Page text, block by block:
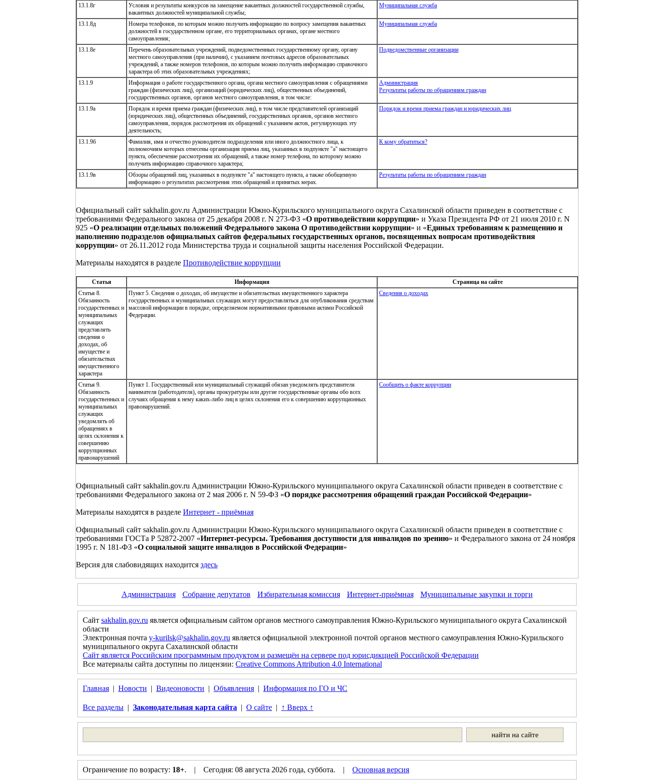
13.1.8г
Условия и результаты конкурсов на замещение вакантных должностей государственной службы,
вакантных должностей муниципальной службы;
Муниципальная служба
13.1.8д
Номера телефонов, по которым можно получить информацию по вопросу замещения вакантных
должностей в государственном органе, его территориальных органах, органе местного
самоуправления;
Муниципальная служба
13.1.8е
Перечень образовательных учреждений, подведомственных государственному органу, органу
местного самоуправления (при наличии), с указанием почтовых адресов образовательных
учреждений, а также номеров телефонов, по которым можно получить информацию справочного
характера об этих образовательных учреждениях;
Подведомственные организации
13.1.9
Информация о работе государственного органа, органа местного самоуправления с обращениями
граждан (физических лиц), организаций (юридических лиц), общественных объединений,
государственных органов, органов местного самоуправления, в том числе:
Администрация
Результаты работы по обращениям граждан
13.1.9а
Порядок и время приема граждан (физических лиц), в том числе представителей организаций
(юридических лиц), общественных объединений, государственных органов, органов местного
самоуправления, порядок рассмотрения их обращений с указанием актов, регулирующих эту
деятельность;
Порядок и время приема граждан и юридических лиц
13.1.9б
Фамилия, имя и отчество руководителя подразделения или иного должностного лица, к
полномочиям которых отнесены организация приема лиц, указанных в подпункте "а" настоящего
пункта, обеспечение рассмотрения их обращений, а также номер телефона, по которому можно
получить информацию справочного характера;
К кому обратиться?
13.1.9в
Обзоры обращений лиц, указанных в подпункте "а" настоящего пункта, а также обобщенную
информацию о результатах рассмотрения этих обращений и принятых мерах.
Результаты работы по обращениям граждан
Официальный сайт sakhalin.gov.ru Администрации Южно-Курильского муниципального округа Сахалинской области приведен в соответствие с
требованиями Федерального закона от 25 декабря 2008 г. N 273-ФЗ «О противодействии коррупции» и Указа Президента РФ от 21 июля 2010 г. N
925 «О реализации отдельных положений Федерального закона О противодействии коррупции» и «Единых требованиям к размещению и
наполнению подразделов официальных сайтов федеральных государственных органов, посвященных вопросам противодействия
коррупции» от 26.11.2012 года Министерства труда и социальной защиты населения Российской Федерации.
Материалы находятся в разделе Противодействие коррупции
Статья Информация
Страница на сайте
Статья 8.
Обязанность
государственных и
муниципальных
служащих
представлять
сведения о
доходах, об
имуществе и
обязательствах
имущественного
характера
Пункт 5. Сведения о доходах, об имуществе и обязательствах имущественного характера
государственных и муниципальных служащих могут предоставляться для опубликования средствам
массовой информации в порядке, определяемом нормативными правовыми актами Российской
Федерации.
Сведения о доходах
Статья 9.
Обязанность
государственных и
муниципальных
служащих
уведомлять об
обращениях в
целях склонения к
совершению
коррупционных
правонарушений
Пункт 1. Государственный или муниципальный служащий обязан уведомлять представителя
нанимателя (работодателя), органы прокуратуры или другие государственные органы обо всех
случаях обращения к нему каких-либо лиц в целях склонения его к совершению коррупционных
правонарушений.
Сообщить о факте коррупции
Официальный сайт sakhalin.gov.ru Администрации Южно-Курильского муниципального округа Сахалинской области приведен в соответствие с
требованиями Федерального закона от 2 мая 2006 г. N 59-ФЗ «О порядке рассмотрения обращений граждан Российской Федерации»
Материалы находятся в разделе Интернет - приёмная
Официальный сайт sakhalin.gov.ru Администрации Южно-Курильского муниципального округа Сахалинской области приведен в соответствие с
требованиями ГОСТа Р 52872-2007 «Интернет-ресурсы. Требования доступности для инвалидов по зрению» и Федерального закона от 24 ноября
1995 г. N 181-ФЗ «О социальной защите инвалидов в Российской Федерации»
Версия для слабовидящих находится здесь
Администрация Собрание депутатов Избирательная комиссия Интернет-приёмная Муниципальные закупки и торги
Сайт sakhalin.gov.ru является официальным сайтом органов местного самоуправления Южно-Курильского муниципального округа Сахалинской
области
Электронная почта y-kurilsk@sakhalin.gov.ru является официальной электронной почтой органов местного самоуправления Южно-Курильского
муниципального округа Сахалинской области
Сайт является Российским программным продуктом и размещён на сервере под юрисдикцией Российской Федерации
Все материалы сайта доступны по лицензии: Creative Commons Attribution 4.0 International
Главная | Новости | Видеоновости | Объявления | Информация по ГО и ЧС
Все разделы | Законодательная карта сайта | О сайте | ↑ Вверх ↑
Ограничение по возрасту: 18+. | Сегодня: 08 августа 2026 года, суббота. | Основная версия